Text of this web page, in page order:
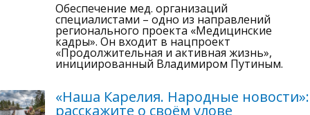
Обеспечение мед. организаций
специалистами – одно из направлений
регионального проекта «Медицинские
кадры». Он входит в нацпроект
«Продолжительная и активная жизнь»,
инициированный Владимиром Путиным.
«Наша Карелия. Народные новости»:
расскажите о своём улове